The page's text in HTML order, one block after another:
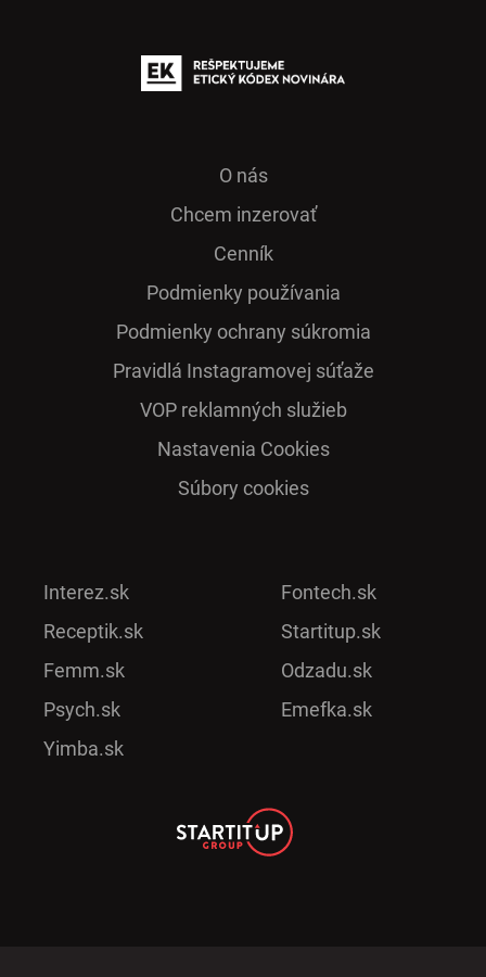
O nás
Chcem inzerovať
Cenník
Podmienky používania
Podmienky ochrany súkromia
Pra­vidlá Ins­ta­gra­mo­vej sú­ťaže
VOP reklamných služieb
Nastavenia Cookies
Súbory cookies
Interez.sk
Receptik.sk
Femm.sk
Psych.sk
Yimba.sk
Fontech.sk
Startitup.sk
Odzadu.sk
Emefka.sk